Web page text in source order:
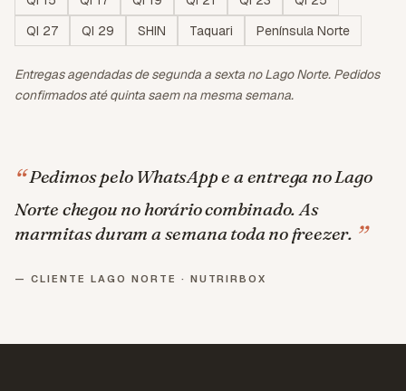
QI 27
QI 29 SHIN Taquari Península Norte
Entregas agendadas de segunda a sexta no Lago Norte. Pedidos
confirmados até quinta saem na mesma semana.
“Pedimos pelo WhatsApp e a entrega no Lago
Norte chegou no horário combinado. As
marmitas duram a semana toda no freezer. ”
— CLIENTE LAGO NORTE · NUTRIRBOX